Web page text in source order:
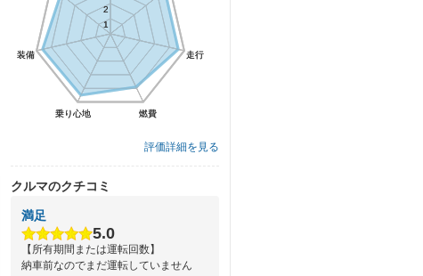
走行
燃費
乗り心地
装備
1
2
走行
燃費
乗り心地
装備
1
2
評価詳細を見る
クルマのクチコミ
満足
5.0
【所有期間または運転回数】
納車前なのでまだ運転していません